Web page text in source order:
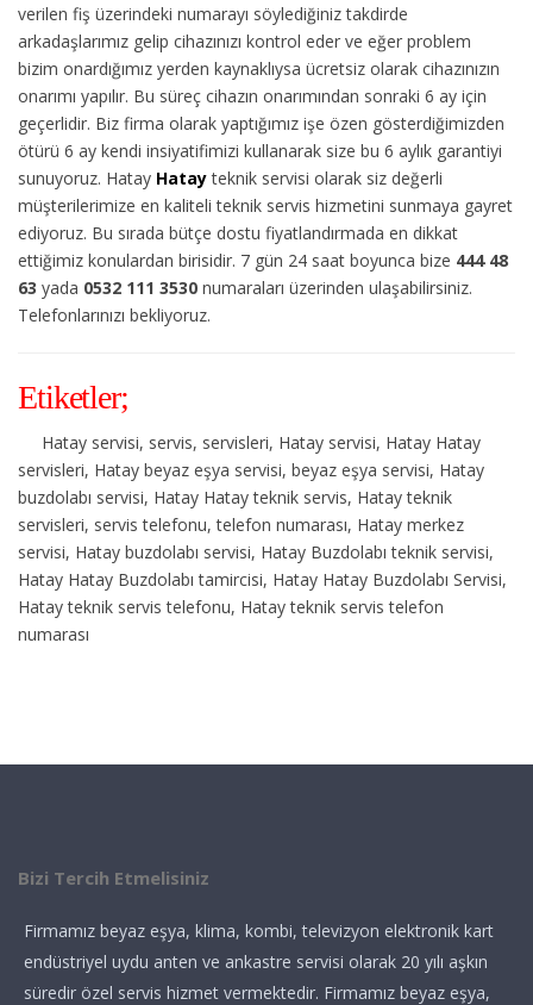
verilen fiş üzerindeki numarayı söylediğiniz takdirde
arkadaşlarımız gelip cihazınızı kontrol eder ve eğer problem
bizim onardığımız yerden kaynaklıysa ücretsiz olarak cihazınızın
onarımı yapılır. Bu süreç cihazın onarımından sonraki 6 ay için
geçerlidir. Biz firma olarak yaptığımız işe özen gösterdiğimizden
ötürü 6 ay kendi insiyatifimizi kullanarak size bu 6 aylık garantiyi
sunuyoruz. Hatay Hatay teknik servisi olarak siz değerli
müşterilerimize en kaliteli teknik servis hizmetini sunmaya gayret
ediyoruz. Bu sırada bütçe dostu fiyatlandırmada en dikkat
ettiğimiz konulardan birisidir. 7 gün 24 saat boyunca bize 444 48
63 yada 0532 111 3530 numaraları üzerinden ulaşabilirsiniz.
Telefonlarınızı bekliyoruz.
Etiketler;
Hatay servisi, servis, servisleri, Hatay servisi, Hatay Hatay
servisleri, Hatay beyaz eşya servisi, beyaz eşya servisi, Hatay
buzdolabı servisi, Hatay Hatay teknik servis, Hatay teknik
servisleri, servis telefonu, telefon numarası, Hatay merkez
servisi, Hatay buzdolabı servisi, Hatay Buzdolabı teknik servisi,
Hatay Hatay Buzdolabı tamircisi, Hatay Hatay Buzdolabı Servisi,
Hatay teknik servis telefonu, Hatay teknik servis telefon
numarası
Bizi Tercih Etmelisiniz
Firmamız beyaz eşya, klima, kombi, televizyon elektronik kart
endüstriyel uydu anten ve ankastre servisi olarak 20 yılı aşkın
süredir özel servis hizmet vermektedir. Firmamız beyaz eşya,